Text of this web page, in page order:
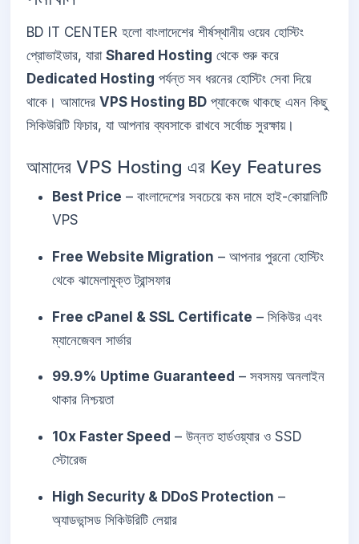
BD IT CENTER হলো বাংলাদেশের শীর্ষস্থানীয় ওয়েব হোস্টিং
প্রোভাইডার, যারা Shared Hosting থেকে শুরু করে
Dedicated Hosting পর্যন্ত সব ধরনের হোস্টিং সেবা দিয়ে
থাকে। আমাদের VPS Hosting BD প্যাকেজে থাকছে এমন কিছু
সিকিউরিটি ফিচার, যা আপনার ব্যবসাকে রাখবে সর্বোচ্চ সুরক্ষায়।
আমাদের VPS Hosting এর Key Features
Best Price – বাংলাদেশের সবচেয়ে কম দামে হাই-কোয়ালিটি
VPS
Free Website Migration – আপনার পুরনো হোস্টিং
থেকে ঝামেলামুক্ত ট্রান্সফার
Free cPanel & SSL Certificate – সিকিউর এবং
ম্যানেজেবল সার্ভার
99.9% Uptime Guaranteed – সবসময় অনলাইন
থাকার নিশ্চয়তা
10x Faster Speed – উন্নত হার্ডওয়্যার ও SSD
স্টোরেজ
High Security & DDoS Protection –
অ্যাডভান্সড সিকিউরিটি লেয়ার